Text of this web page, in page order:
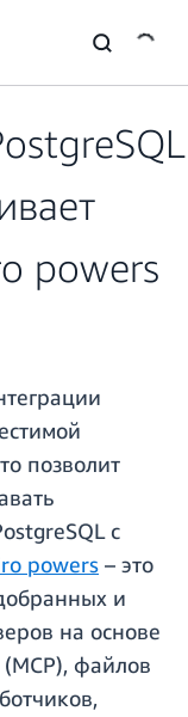
powers
позволит
с
powers – это
и
на основе
файлов